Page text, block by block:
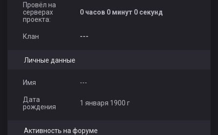
Провёл на
серверах
проекта:
0 часов 0 минут 0 секунд
Клан ---
Личные данные
Имя ---
Дата
рождения
1 января 1900 г
Активность на форуме